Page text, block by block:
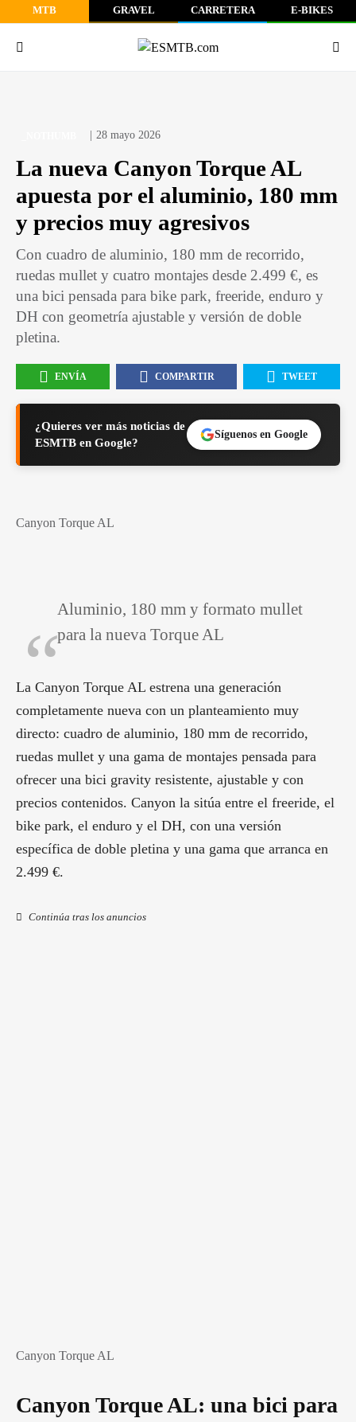
MTB GRAVEL CARRETERA E-BIKES
28 mayo 2026
La nueva Canyon Torque AL
apuesta por el aluminio, 180 mm
y precios muy agresivos
Con cuadro de aluminio, 180 mm de recorrido,
ruedas mullet y cuatro montajes desde 2.499 €, es
una bici pensada para bike park, freeride, enduro y
DH con geometría ajustable y versión de doble
pletina.
ENVÍA COMPARTIR TWEET
¿Quieres ver más noticias de
ESMTB en Google?
Síguenos en Google
Canyon Torque AL
Aluminio, 180 mm y formato mullet
para la nueva Torque AL
La Canyon Torque AL estrena una generación
completamente nueva con un planteamiento muy
directo: cuadro de aluminio, 180 mm de recorrido,
ruedas mullet y una gama de montajes pensada para
ofrecer una bici gravity resistente, ajustable y con
precios contenidos. Canyon la sitúa entre el freeride, el
bike park, el enduro y el DH, con una versión
específica de doble pletina y una gama que arranca en
2.499 €.
Continúa tras los anuncios
Canyon Torque AL
Canyon Torque AL: una bici para